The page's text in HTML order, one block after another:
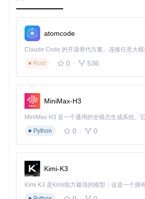
技术阶段 代表方案 核心局限
静态图像
生成
Stable Diff
生成
Runway G
en-2
💡技术亮点
分离处理，就像先画出分镜头脚本，再将
证了画面质量，又确保了动态流畅。
场景化应用：不同角色的创作利
内容创作者
独立漫画家小林使用StoryDiffusion将自己
atomcode
Rust
0 536
MiniMax-H3
Python
0 0
Kimi-K3